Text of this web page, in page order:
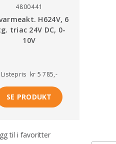
4800441
H624V, 6
triac 24V DC, 0-
10V
Listepris kr 5 785,-
SE PRODUKT
til i favoritter